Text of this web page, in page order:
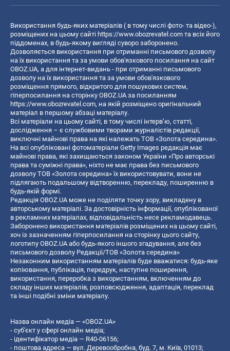
Використання будь-яких матеріалів ( в тому числі фото- та відео-),
розміщених на цьому сайті https://www.obozrevatel.com та всіх його
піддоменах, в будь-якому вигляді суворо заборонено.
Дозволяється використання при отриманні письмового дозволу
на їх використання та за умови обов'язкового посилання на сайт
OBOZ.UA, а для інтернет-видань - при отриманні письмового
дозволу на їх використання та за умови обов'язкового
розміщення прямого, відкритого для пошукових систем,
гіперпосилання на сторінку OBOZ.UA за посиланням
https://www.obozrevatel.com, на якій розміщено оригінальний
матеріал в першому абзаці матеріалу.
Всі матеріали на цьому сайті, в тому числі інтерв’ю, статті,
дослідження – є службовими творами журналістів редакції,
виключні майнові права на які належать ТОВ «Золота середина».
На всі опубліковані фотоматеріали Getty Images редакція має
майнові права, які захищаються законом України «Про авторські
права та суміжні права», ніхто не має права без письмового
дозволу ТОВ «Золота середина» їх використовувати, вони не
підлягають подальшому відтворенню, перекладу, поширенню в
будь-якій формі.
Редакція OBOZ.UA може не поділяти точку зору, викладену в
авторському матеріалі. За достовірність інформації, опублікованої
в рекламних матеріалах, відповідальність несе рекламодавець.
Заборонено використання матеріалів розміщених на цьому сайті,
хоч із зазначенням гіперпосилання на сторінку цього сайту,
логотипу OBOZ.UA або будь-якого іншого згадування, але без
письмового дозволу Редакції/ТОВ «Золота середина»
Незаконним використанням матеріалів буде вважатися: будь-яке
копiювання, публiкацiя, передрук, наступне поширення,
використання, переробка з використанням, включенням до
складу інших матеріалів, розповсюдження, адаптація, переклад
та інші подібні зміни матеріалу.
Назва онлайн медіа — «OBOZ.UA»
- суб'єкт у сфері онлайн медіа;
- ідентифікатор медіа — R40-06156;
- поштова адреса — вул. Деревообробна, буд. 7, м. Київ, 01013;